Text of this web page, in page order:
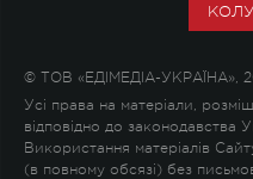
© ТОВ «ЕДІМЕДІА-УКРАЇНА»,
Усі права на матеріали,
відповідно до законодавства
Використання матеріалів
(в повному обсязі) без